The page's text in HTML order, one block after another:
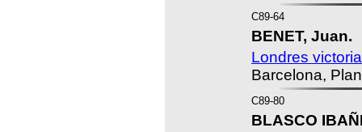
C89-64
BENET, Juan.
Londres
Barcelona,
C89-80
BLASCO